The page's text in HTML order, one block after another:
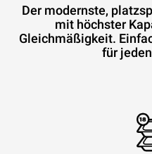
Der modernste,
mit höchster
Gleichmäßigkeit.
für